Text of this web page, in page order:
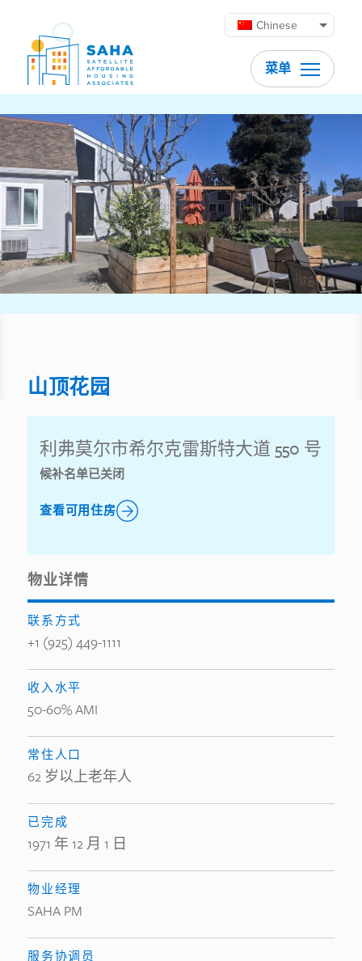
Chinese
菜单
山顶花园
利弗莫尔市希尔克雷斯特大道 550 号
候补名单已关闭
查看可用住房
物业详情
联系方式
+1 (925) 449-1111
收入水平
50-60% AMI
常住人口
62 岁以上老年人
已完成
1971 年 12 月 1 日
物业经理
SAHA PM
服务协调员